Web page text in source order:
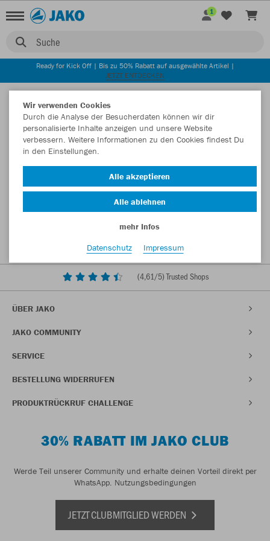
Suche
1
Ready for Kick Off | Bis zu 50% Rabatt auf ausgewählte Artikel |
JETZT ENTDECKEN
(4,61/5) Trusted Shops
ÜBER JAKO
JAKO COMMUNITY
SERVICE
BESTELLUNG WIDERRUFEN
PRODUKTRÜCKRUF CHALLENGE
30% RABATT IM JAKO CLUB
Werde Teil unserer Community und erhalte deinen Vorteil direkt per
WhatsApp. Nutzungsbedingungen
JETZT CLUBMITGLIED WERDEN
Wir verwenden Cookies
Durch die Analyse der Besucherdaten können wir dir
personalisierte Inhalte anzeigen und unsere Website
verbessern. Weitere Informationen zu den Cookies findest Du
in den Einstellungen.
Alle akzeptieren
Alle ablehnen
mehr Infos
Datenschutz
Impressum